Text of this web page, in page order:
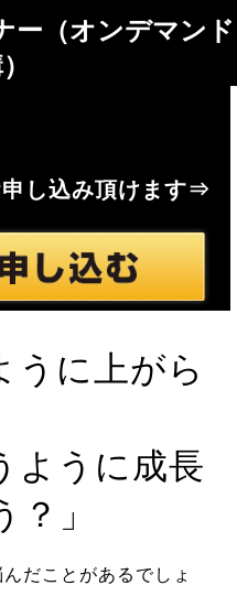
ー（オンデマンド
し込み頂けます⇒
うに上がら
ように成長
？」
だことがあるでしょ